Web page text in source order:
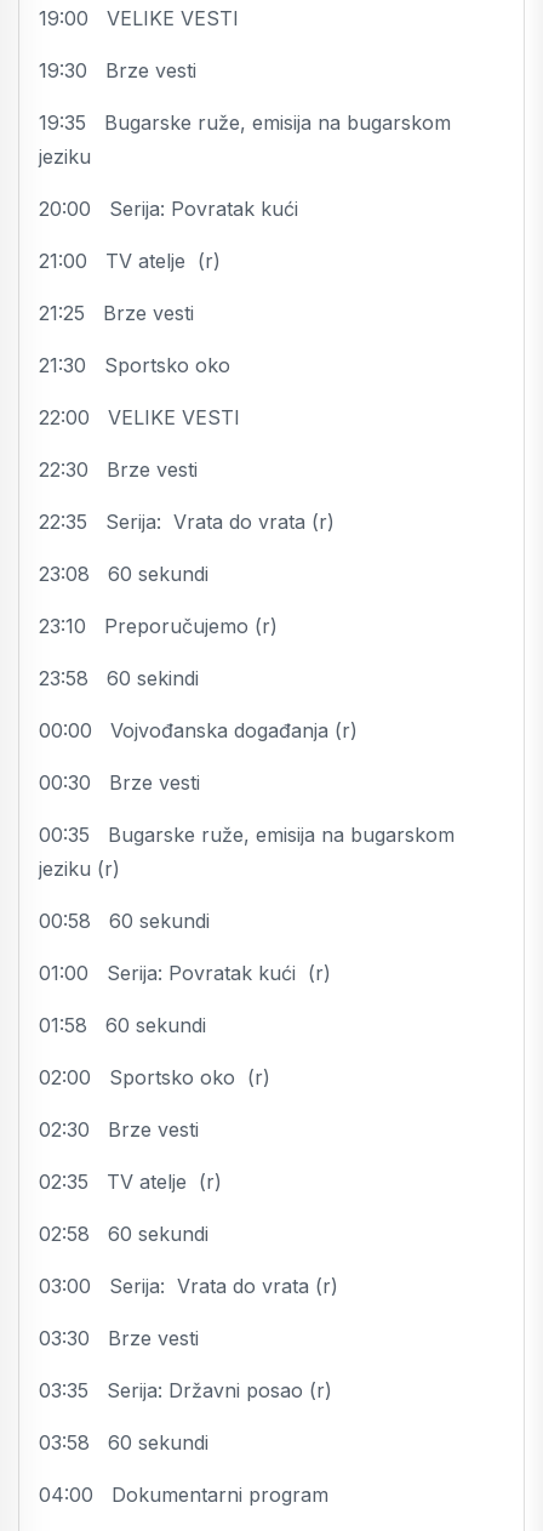
19:00 VELIKE VESTI
19:30 Brze vesti
19:35 Bugarske ruže, emisija na bugarskom
jeziku
20:00 Serija: Povratak kući
21:00 TV atelje (r)
21:25 Brze vesti
21:30 Sportsko oko
22:00 VELIKE VESTI
22:30 Brze vesti
22:35 Serija: Vrata do vrata (r)
23:08 60 sekundi
23:10 Preporučujemo (r)
23:58 60 sekindi
00:00 Vojvođanska događanja (r)
00:30 Brze vesti
00:35 Bugarske ruže, emisija na bugarskom
jeziku (r)
00:58 60 sekundi
01:00 Serija: Povratak kući (r)
01:58 60 sekundi
02:00 Sportsko oko (r)
02:30 Brze vesti
02:35 TV atelje (r)
02:58 60 sekundi
03:00 Serija: Vrata do vrata (r)
03:30 Brze vesti
03:35 Serija: Državni posao (r)
03:58 60 sekundi
04:00 Dokumentarni program